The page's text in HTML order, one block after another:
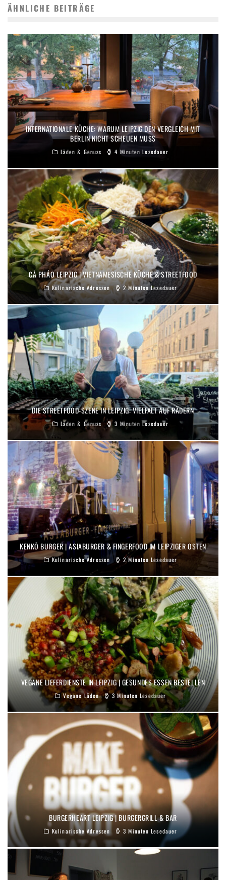
ÄHNLICHE BEITRÄGE
INTERNATIONALE KÜCHE: WARUM LEIPZIG DEN VERGLEICH MIT
BERLIN NICHT SCHEUEN MUSS
Läden & Genuss 4 Minuten Lesedauer
CÀ PHÁO LEIPZIG | VIETNAMESISCHE KÜCHE & STREETFOOD
Kulinarische Adressen 2 Minuten Lesedauer
DIE STREETFOOD-SZENE IN LEIPZIG: VIELFALT AUF RÄDERN
Läden & Genuss 3 Minuten Lesedauer
KENKŌ BURGER | ASIABURGER & FINGERFOOD IM LEIPZIGER OSTEN
Kulinarische Adressen 2 Minuten Lesedauer
VEGANE LIEFERDIENSTE IN LEIPZIG | GESUNDES ESSEN BESTELLEN
Vegane Läden 3 Minuten Lesedauer
BURGERHEART LEIPZIG | BURGERGRILL & BAR
Kulinarische Adressen 3 Minuten Lesedauer